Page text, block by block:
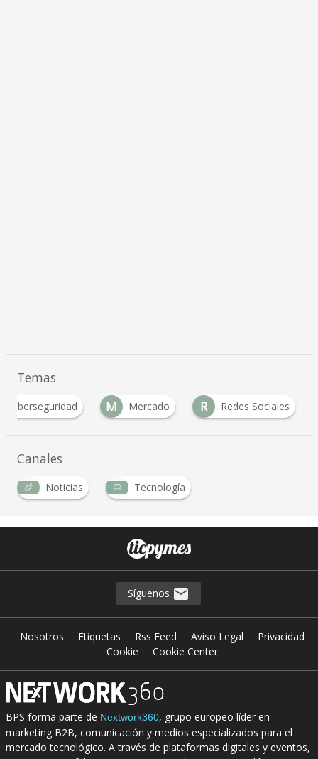
Temas
Ciberseguridad M Mercado R
Redes Sociales
Canales
Noticias
Tecnología
Síguenos
Nosotros Etiquetas Rss Feed Aviso Legal
Privacidad
Cookie
Cookie Center
BPS forma parte de Nextwork360, grupo europeo líder en
marketing B2B, comunicación y medios especializados para el
mercado tecnológico. A través de plataformas digitales y eventos,